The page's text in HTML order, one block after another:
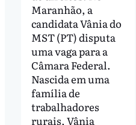
Maranhão, a
candidata Vânia do
MST (PT) disputa
uma vaga para a
Câmara Federal.
Nascida em uma
família de
trabalhadores
rurais, Vânia